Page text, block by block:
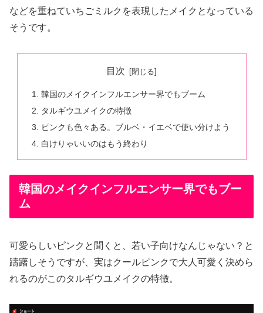
などを重ねていちごミルクを表現したメイクとなっている
そうです。
目次
韓国のメイクインフルエンサー界でもブーム
タルギウユメイクの特徴
ピンクも色々ある。ブルベ・イエベで使い分けよう
白けりゃいいのはもう終わり
韓国のメイクインフルエンサー界でもブー
ム
可愛らしいピンクと聞くと、若い子向けなんじゃない？と
躊躇しそうですが、実はクールピンクで大人可愛く決めら
れるのがこのタルギウユメイクの特徴。